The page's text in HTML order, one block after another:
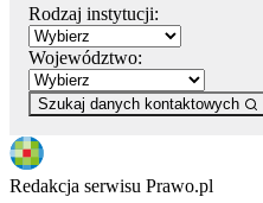
Rodzaj instytucji:
Województwo:
Szukaj danych kontaktowych
Redakcja serwisu Prawo.pl